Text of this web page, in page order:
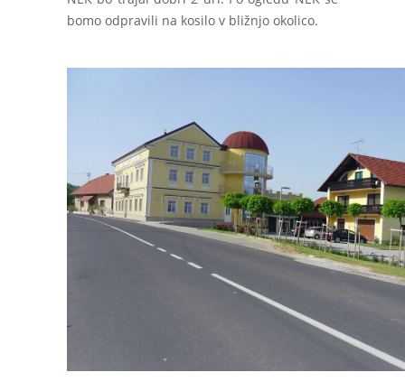
bomo odpravili na kosilo v bližnjo okolico.